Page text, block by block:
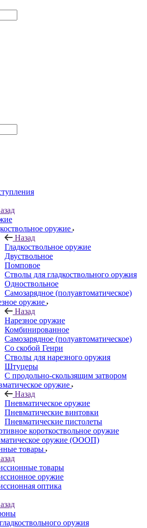
оружие
Назад
Гладкоствольное оружие
Двуствольное
Помповое
Стволы для гладкоствольного оружия
Одноствольное
Самозарядное (полуавтоматическое)
оружие
Назад
Нарезное оружие
Комбинированное
Самозарядное (полуавтоматическое)
Со скобой Генри
Стволы для нарезного оружия
Штуцеры
С продольно-скользящим затвором
оружие
Назад
Пневматическое оружие
Пневматические винтовки
Пневматические пистолеты
короткоствольное оружие
оружие (ОООП)
товары
товары
оружие
оптика
оружия